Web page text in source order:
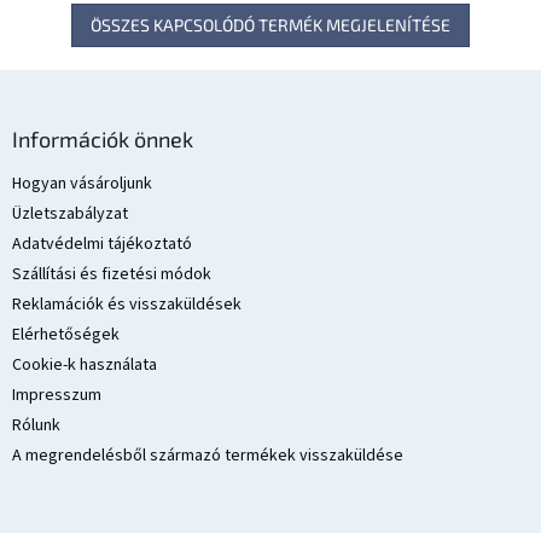
ÖSSZES KAPCSOLÓDÓ TERMÉK MEGJELENÍTÉSE
Információk önnek
Hogyan vásároljunk
Üzletszabályzat
Adatvédelmi tájékoztató
Szállítási és fizetési módok
Reklamációk és visszaküldések
Elérhetőségek
Cookie-k használata
Impresszum
Rólunk
A megrendelésből származó termékek visszaküldése